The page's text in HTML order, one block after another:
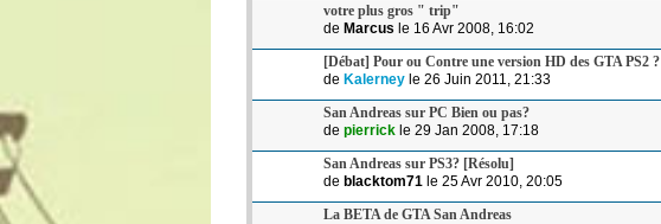
votre plus gros " trip"
de Marcus le 16 Avr 2008, 16:02
[Débat] Pour ou Contre une version HD des GTA PS2 ?
de Kalerney le 26 Juin 2011, 21:33
San Andreas sur PC Bien ou pas?
de pierrick le 29 Jan 2008, 17:18
San Andreas sur PS3? [Résolu]
de blacktom71 le 25 Avr 2010, 20:05
La BETA de GTA San Andreas